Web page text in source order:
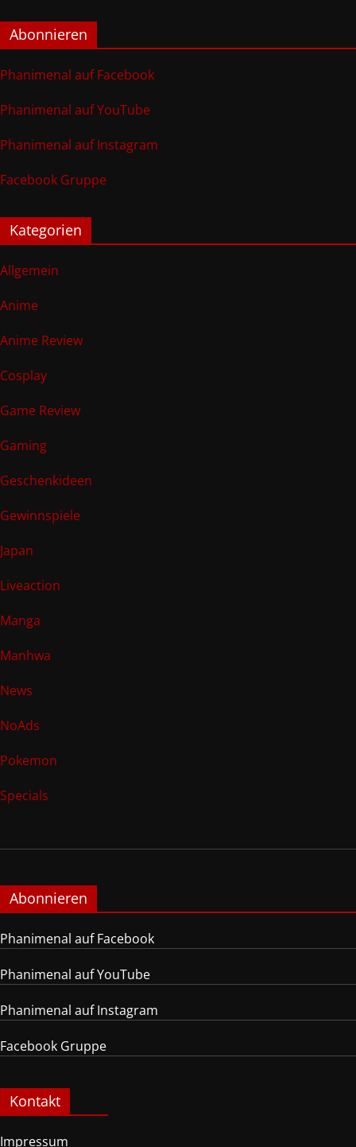
Abonnieren
Phanimenal auf Facebook
Phanimenal auf YouTube
Phanimenal auf Instagram
Facebook Gruppe
Kategorien
Allgemein
Anime
Anime Review
Cosplay
Game Review
Gaming
Geschenkideen
Gewinnspiele
Japan
Liveaction
Manga
Manhwa
News
NoAds
Pokemon
Specials
Abonnieren
Phanimenal auf Facebook
Phanimenal auf YouTube
Phanimenal auf Instagram
Facebook Gruppe
Kontakt
Impressum